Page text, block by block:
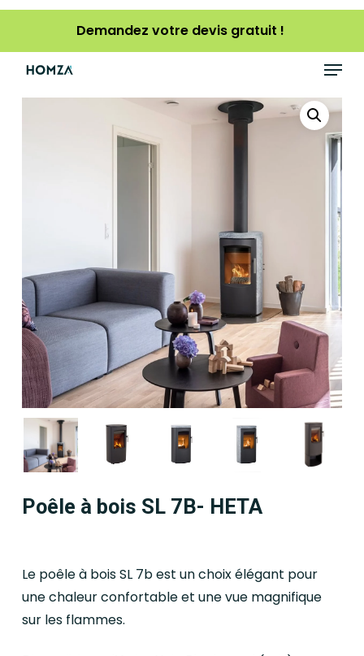
Skip
main
content
Demandez votre devis gratuit !
Menu
Poêle à bois SL 7B- HETA
Le poêle à bois SL 7b est un choix élégant pour
une chaleur confortable et une vue magnifique
sur les flammes.